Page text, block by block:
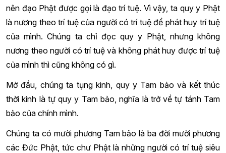
nên đạo Phật được gọi là đạo trí tuệ. Vì vậy, ta quy y Phật
là nương theo trí tuệ của người có trí tuệ để phát huy trí tuệ
của mình. Chúng ta chỉ đọc quy y Phật, nhưng không
nương theo người có trí tuệ và không phát huy được trí tuệ
của mình thì cũng không có gì.
Mở đầu, chúng ta tụng kinh, quy y Tam bảo và kết thúc
thời kinh là tự quy y Tam bảo, nghĩa là trở về tự tánh Tam
bảo của chính mình.
Chúng ta có mười phương Tam bảo là ba đời mười phương
các Đức Phật, tức chư Phật là những người có trí tuệ siêu